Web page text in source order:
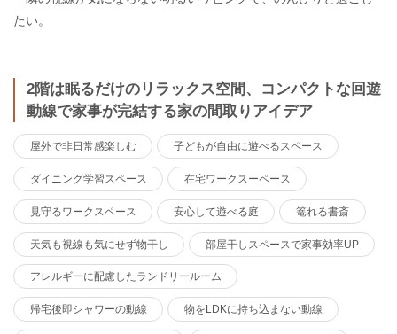
たい。
2階は眠るだけのリラックス空間、コンパクトな回遊
動線で家事が完結する家の間取りアイデア
屋外で非日常感楽しむ 子どもが自由に遊べるスペース
ダイニング学習スペース 在宅ワークスーペース
見守るワークスペース 安心して遊べる庭 篭れる書斎
天気も視線も気にせず物干し 部屋干しスペースで家事効率UP
アレルギーに配慮したランドリールーム
帰宅後即シャワーの動線 物をLDKに持ち込まない動線